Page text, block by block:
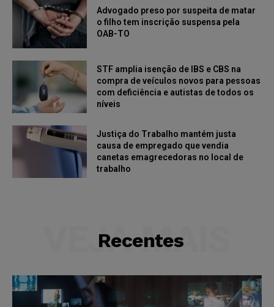
Advogado preso por suspeita de matar
o filho tem inscrição suspensa pela
OAB-TO
STF amplia isenção de IBS e CBS na
compra de veículos novos para pessoas
com deficiência e autistas de todos os
níveis
Justiça do Trabalho mantém justa
causa de empregado que vendia
canetas emagrecedoras no local de
trabalho
Recentes
VEJA MAIS